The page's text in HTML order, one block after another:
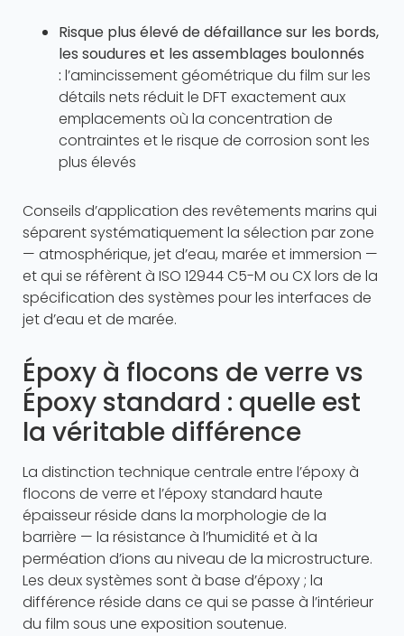
Risque plus élevé de défaillance sur les bords,
les soudures et les assemblages boulonnés
: l’amincissement géométrique du film sur les
détails nets réduit le DFT exactement aux
emplacements où la concentration de
contraintes et le risque de corrosion sont les
plus élevés
Conseils d’application des revêtements marins qui
séparent systématiquement la sélection par zone
— atmosphérique, jet d’eau, marée et immersion —
et qui se réfèrent à ISO 12944 C5-M ou CX lors de la
spécification des systèmes pour les interfaces de
jet d’eau et de marée.
Époxy à flocons de verre vs
Époxy standard : quelle est
la véritable différence
La distinction technique centrale entre l’époxy à
flocons de verre et l’époxy standard haute
épaisseur réside dans la morphologie de la
barrière — la résistance à l’humidité et à la
perméation d’ions au niveau de la microstructure.
Les deux systèmes sont à base d’époxy ; la
différence réside dans ce qui se passe à l’intérieur
du film sous une exposition soutenue.